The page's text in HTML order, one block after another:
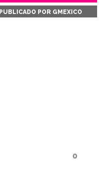
PUBLICADO POR GMEXICO
0